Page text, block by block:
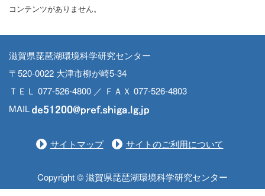
コンテンツがありません。
滋賀県琵琶湖環境科学研究センター
〒520-0022 大津市柳が崎5-34
ＴＥＬ 077-526-4800 ／ ＦＡＸ 077-526-4803
MAIL
サイトマップ サイトのご利用について
Copyright © 滋賀県琵琶湖環境科学研究センター